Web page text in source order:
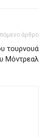
άρθρο
τουρνουά
Μόντρεαλ